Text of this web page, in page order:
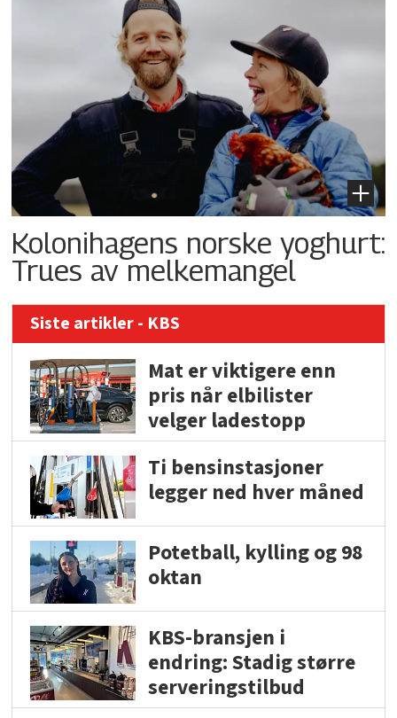
Kolonihagens norske yoghurt:
Trues av melkemangel
Siste artikler - KBS
Mat er viktigere enn
pris når elbilister
velger ladestopp
Ti bensinstasjoner
legger ned hver måned
Potetball, kylling og 98
oktan
KBS-bransjen i
endring: Stadig større
serveringstilbud